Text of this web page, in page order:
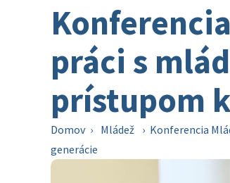
práci s
prístupom
Domov › Mládež › Konferencia
generácie